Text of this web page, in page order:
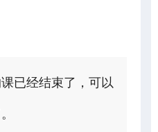
已经结束了，可以